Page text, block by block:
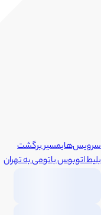
سرویس‌هایمسیر برگشت
بلیط اتوبوسباتومیبهتهران